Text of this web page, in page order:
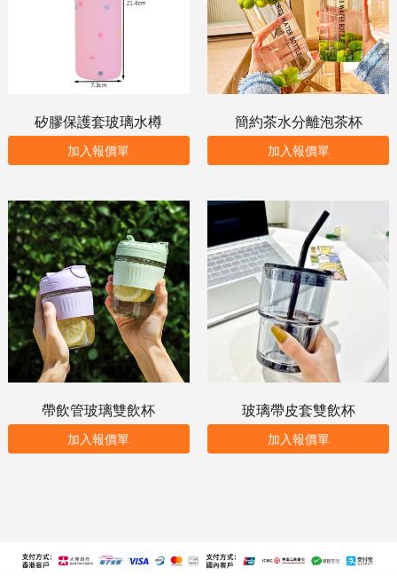
矽膠保護套玻璃水樽
加入報價單
簡約茶水分離泡茶杯
加入報價單
帶飲管玻璃雙飲杯
加入報價單
玻璃帶皮套雙飲杯
加入報價單